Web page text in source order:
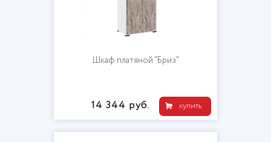
Шкаф платяной "Бриз"
купить
14 344 руб.